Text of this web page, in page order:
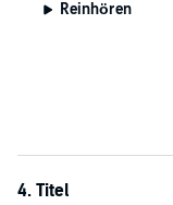
Reinhören
4. Titel